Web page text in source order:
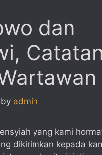
dan
Catatan
by admin
yang kami
dikirimkan kepada